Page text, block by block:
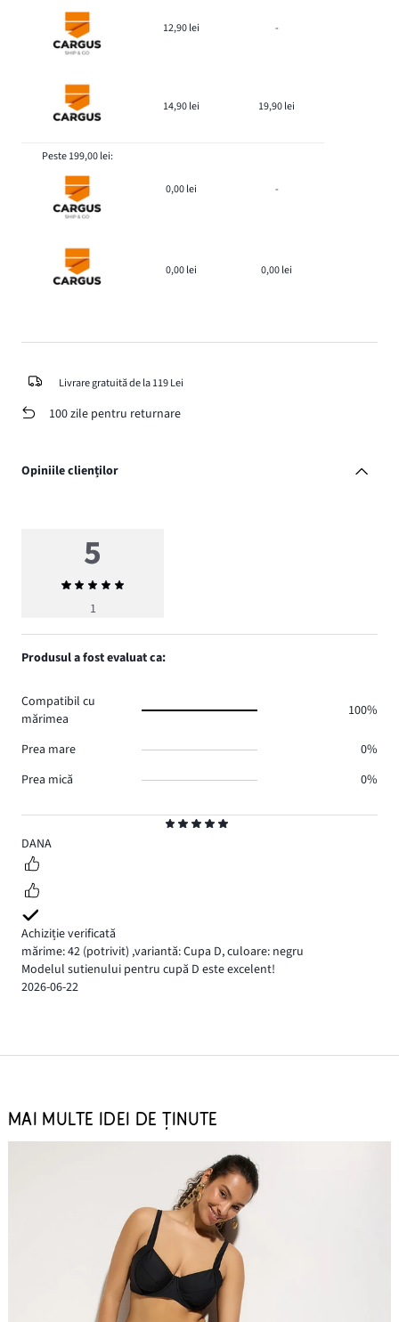
12,90 lei -
14,90 lei 19,90 lei
Peste 199,00 lei:
0,00 lei -
0,00 lei 0,00 lei
Livrare gratuită de la 119 Lei
100 zile pentru returnare
Opiniile clienților
5
DANA
Achiziție verificată
mărime: 42 (potrivit) ,variantă: Cupa D,culoare: negru
Modelul sutienului pentru cupă D este excelent!
2026-06-22
5
Evaluarea
medie
1
Produsul a fost evaluat ca:
Compatibil cu
mărimea
100%
Prea mare
0%
Prea mică
0%
MAI MULTE IDEI DE ȚINUTE